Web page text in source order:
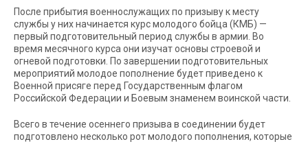
После прибытия военнослужащих по призыву к месту
службы у них начинается курс молодого бойца (КМБ) —
первый подготовительный период службы в армии. Во
время месячного курса они изучат основы строевой и
огневой подготовки. По завершении подготовительных
мероприятий молодое пополнение будет приведено к
Военной присяге перед Государственным флагом
Российской Федерации и Боевым знаменем воинской части.
Всего в течение осеннего призыва в соединении будет
подготовлено несколько рот молодого пополнения, которые